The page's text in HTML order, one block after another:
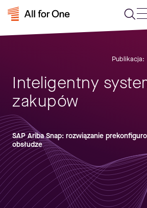
Publikacja:
Inteligentny
zakupów
SAP Ariba Snap: rozwiązanie
obsłudze